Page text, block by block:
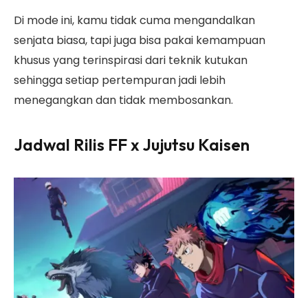
Di mode ini, kamu tidak cuma mengandalkan
senjata biasa, tapi juga bisa pakai kemampuan
khusus yang terinspirasi dari teknik kutukan
sehingga setiap pertempuran jadi lebih
menegangkan dan tidak membosankan.
Jadwal Rilis FF x Jujutsu Kaisen